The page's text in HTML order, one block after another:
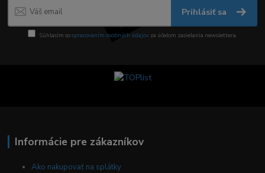
Prihlásiť sa
Súhlasím sospracovaním osobných údajov za účelom zasielania newslettera.
Informácie pre zákazníkov
Ako nakupovať na splátky